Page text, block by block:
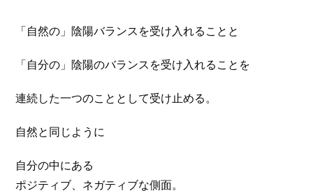
「自然の」陰陽バランスを受け入れることと
「自分の」陰陽のバランスを受け入れることを
連続した一つのこととして受け止める。
自然と同じように
自分の中にある
ポジティブ、ネガティブな側面。